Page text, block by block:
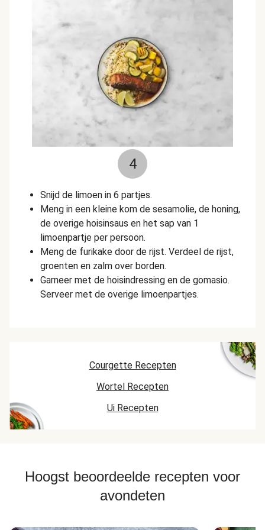
4
Snijd de limoen in 6 partjes.
Meng in een kleine kom de sesamolie, de honing,
de overige hoisinsaus en het sap van 1
limoenpartje per persoon.
Meng de furikake door de rijst. Verdeel de rijst,
groenten en zalm over borden.
Garneer met de hoisindressing en de gomasio.
Serveer met de overige limoenpartjes.
Courgette Recepten
Wortel Recepten
Ui Recepten
Hoogst beoordeelde recepten voor
avondeten